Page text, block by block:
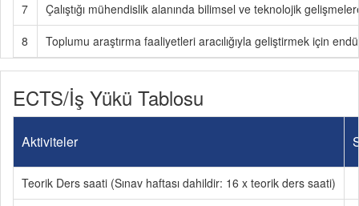
7
Çalıştığı mühendislik alanında bilimsel ve teknolojik
8
Toplumu araştırma faaliyetleri aracılığıyla geliştirmek için
ECTS/İş Yükü Tablosu
Aktiviteler
Teorik Ders saati (Sınav haftası dahildir: 16 x teorik ders saati)